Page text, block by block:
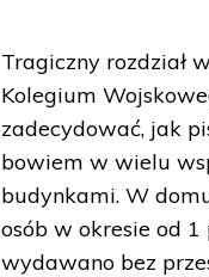
Tragiczny rozdział
Kolegium
zadecydować, jak
bowiem w wielu
budynkami. W
osób w okresie od
wydawano bez